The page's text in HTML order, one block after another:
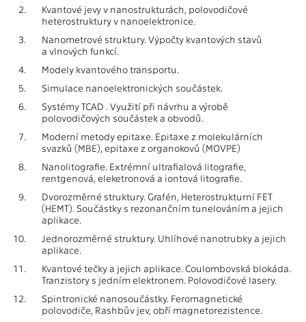
2.
Kvantové jevy v nanostrukturách, polovodičové
heterostruktury v nanoelektronice.
3.
Nanometrové struktury. Výpočty kvantových stavů
a vlnových funkcí.
4.
Modely kvantového transportu.
5.
Simulace nanoelektronických součástek.
6.
Systémy TCAD . Využití při návrhu a výrobě
polovodičových součástek a obvodů.
7.
Moderní metody epitaxe. Epitaxe z molekulárních
svazků (MBE), epitaxe z organokovů (MOVPE)
8.
Nanolitografie. Extrémní ultrafialová litografie,
rentgenová, eleketronová a iontová litografie.
9.
Dvorozměrné struktury. Grafén, Heterostrukturní FET
(HEMT). Součástky s rezonančním tunelováním a jejich
aplikace.
10.
Jednorozměrné struktury. Uhlíhové nanotrubky a jejich
aplikace.
11.
Kvantové tečky a jejich aplikace. Coulombovská blokáda.
Tranzistory s jedním elektronem. Polovodičové lasery.
12.
Spintronické nanosoučástky. Feromagnetické
polovodiče, Rashbův jev, obří magnetorezistence.